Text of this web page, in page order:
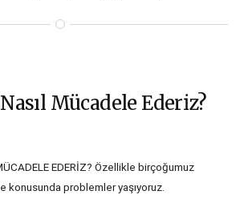
muhtemel. Peki öfkemizi nasıl
yerine öfkenizi sağlıklı bir şekilde
Mücadele Ederiz?
EDERİZ? Özellikle birçoğumuz
konusunda problemler yaşıyoruz.